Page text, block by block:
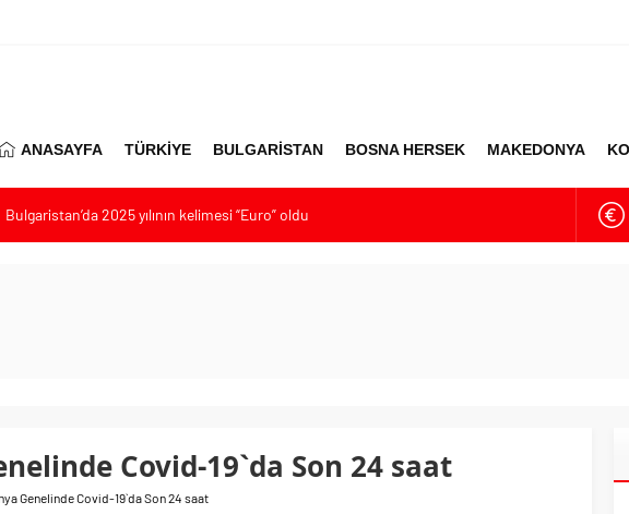
ANASAYFA TÜRKİYE BULGARİSTAN BOSNA HERSEK MAKEDONYA
Bulgaristan’da 2025 yılının kelimesi “Euro” oldu
Bulgaristan’dan İspanya’ya destek
Covid-19`da Son 24 saat
Genelinde Covid-19`da Son 24 saat